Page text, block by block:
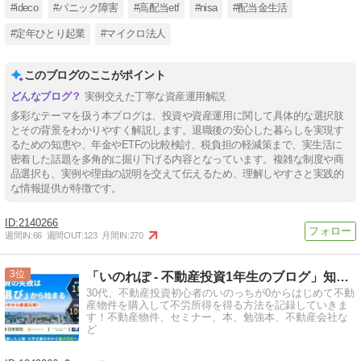
#ideco #パニック障害 #高配当etf #nisa #配当金生活
#定年ひとり起業 #マイクロ法人
このブログのここがポイント
実例交えた丁寧な資産運用解説
多彩なテーマを扱う本ブログは、投資や資産運用に関して具体的な選択肢
とその背景をわかりやすく解説します。退職後の安心した暮らしを実現す
るための知恵や、年金やETFの比較検討、税負担の軽減策まで、実生活に
密着した話題を多角的に掘り下げる内容となっています。複雑な制度や商
品選択も、実例や理由の説明を交えて伝えるため、理解しやすさと実践的
な情報提供が特徴です。
2140266
週間IN:66 週間OUT:123 月間IN:270
3 「いのれぽ - 不動産投資1年生のブログ」知識0の初心者の…
30代、不動産投資初心者のいのっちが0からはじめて不動
産物件を購入して不労所得を得る方法を記録していきま
す！不動産物件、セミナー、本、勉強本、不動産会社な
ど